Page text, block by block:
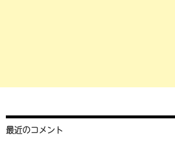
最近のコメント